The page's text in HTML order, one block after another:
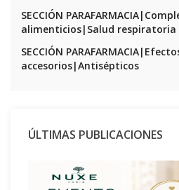
SECCIÓN
alimenticios|Salud respiratoria
SECCIÓN
accesorios|Antisépticos
ÚLTIMAS PUBLICACIONES